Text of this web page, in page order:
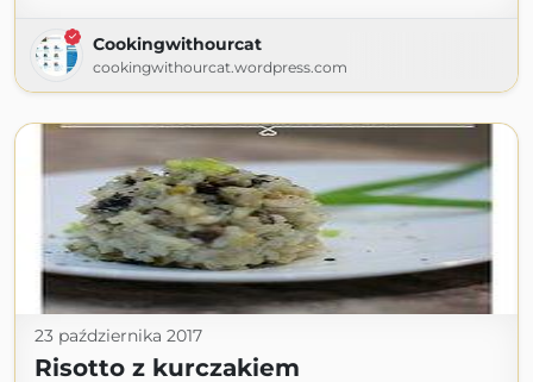
Cookingwithourcat
cookingwithourcat.wordpress.com
23 października 2017
Risotto z kurczakiem